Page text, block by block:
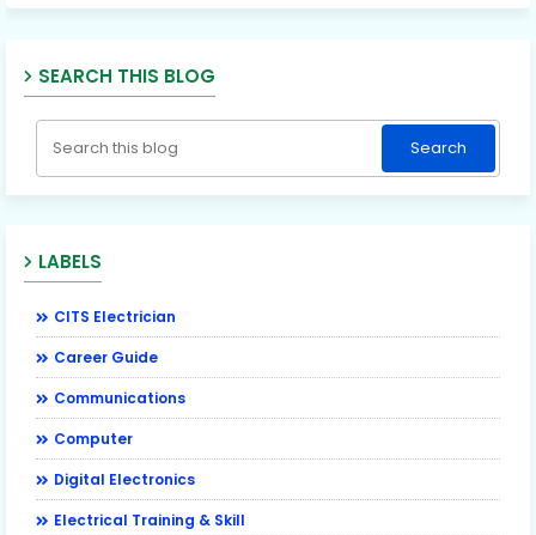
SEARCH THIS BLOG
LABELS
CITS Electrician
Career Guide
Communications
Computer
Digital Electronics
Electrical Training & Skill